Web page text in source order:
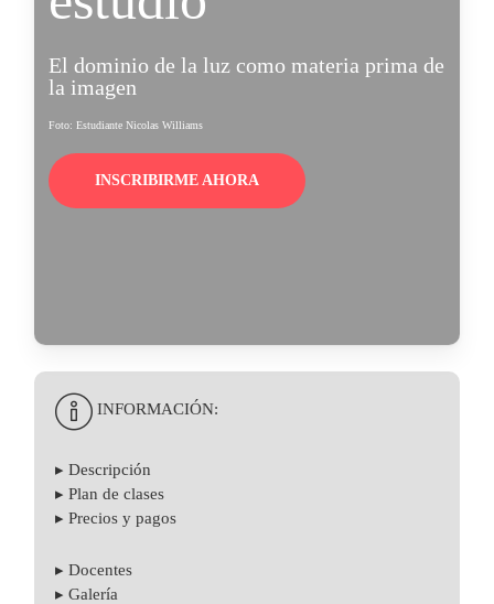
El dominio de la luz como materia prima de
la imagen
Foto: Estudiante Nicolas Williams
INSCRIBIRME AHORA
INFORMACIÓN:
▸ Descripción
▸ Plan de clases
▸ Precios y pagos
▸ Docentes
▸ Galería